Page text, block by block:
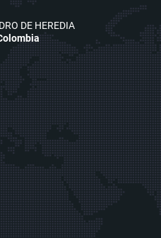
DE HEREDIA